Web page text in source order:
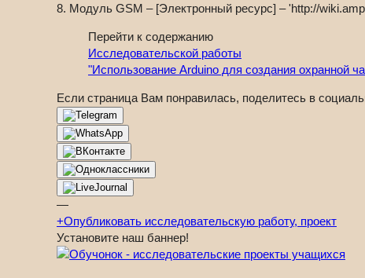
8. Модуль GSM – [Электронный ресурс] – 'http://
Перейти к содержанию
Исследовательской работы
"Использование Arduino для создания охранной
Если страница Вам понравилась, поделитесь в
—
+Опубликовать исследовательскую работу, проект
Установите наш баннер!